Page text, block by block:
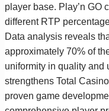
player base. Play’n GO
different RTP
Data analysis reveals
approximately 70% of
uniformity in quality and
strengthens Total
proven game